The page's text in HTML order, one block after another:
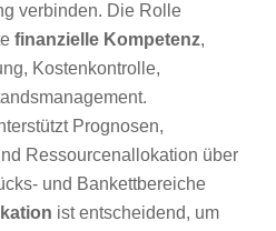
verbinden. Die Rolle
finanzielle Kompetenz,
Kostenkontrolle,
Prognosen,
Ressourcenallokation über
und Bankettbereiche
ist entscheidend, um